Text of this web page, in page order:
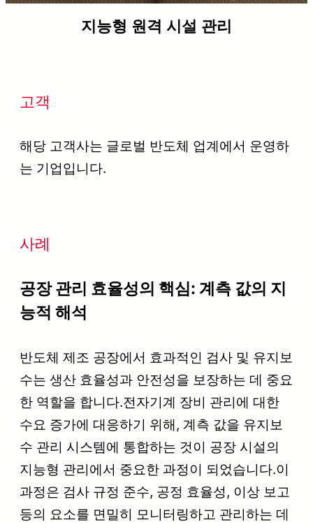
지능형 원격 시설 관리
고객
해당 고객사는 글로벌 반도체 업계에서 운영하
는 기업입니다.
사례
공장 관리 효율성의 핵심: 계측 값의 지
능적 해석
반도체 제조 공장에서 효과적인 검사 및 유지보
수는 생산 효율성과 안전성을 보장하는 데 중요
한 역할을 합니다.전자기계 장비 관리에 대한
수요 증가에 대응하기 위해, 계측 값을 유지보
수 관리 시스템에 통합하는 것이 공장 시설의
지능형 관리에서 중요한 과정이 되었습니다.이
과정은 검사 규정 준수, 공정 효율성, 이상 보고
등의 요소를 면밀히 모니터링하고 관리하는 데